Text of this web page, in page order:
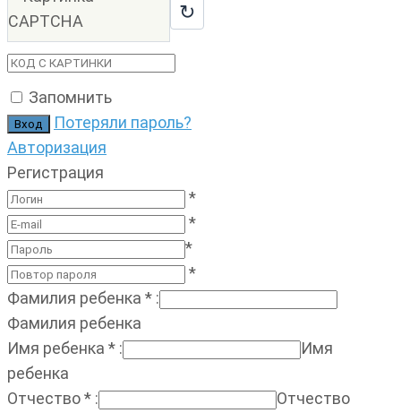
↻
Запомнить
Потеряли пароль?
Авторизация
Регистрация
*
*
*
*
Фамилия ребенка * :
Фамилия ребенка
Имя ребенка * :
Имя
ребенка
Отчество* :
Отчество